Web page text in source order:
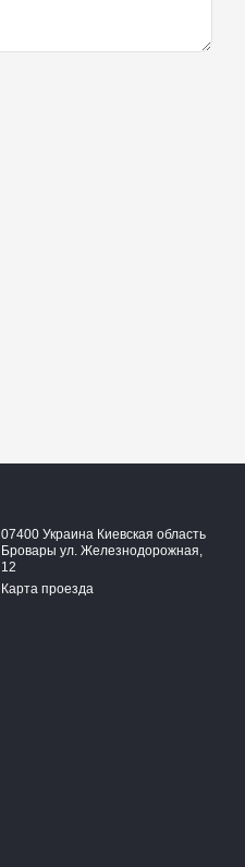
07400 Украина Киевская область
Бровары ул. Железнодорожная,
12
Карта проезда